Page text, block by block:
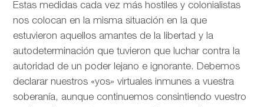
Estas medidas cada vez más hostiles y colonialistas
nos colocan en la misma situación en la que
estuvieron aquellos amantes de la libertad y la
autodeterminación que tuvieron que luchar contra la
autoridad de un poder lejano e ignorante. Debemos
declarar nuestros «yos» virtuales inmunes a vuestra
soberanía, aunque continuemos consintiendo vuestro